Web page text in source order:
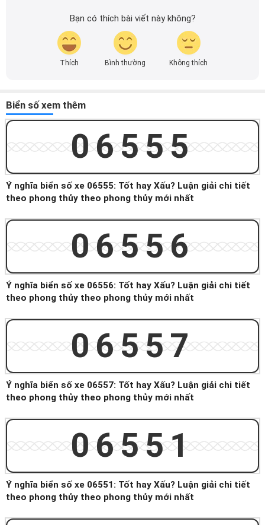
Bạn có thích bài viết này không?
Thích Bình thường Không thích
Biển số xem thêm
06555
Ý nghĩa biển số xe 06555: Tốt hay Xấu? Luận giải chi tiết
theo phong thủy theo phong thủy mới nhất
06556
Ý nghĩa biển số xe 06556: Tốt hay Xấu? Luận giải chi tiết
theo phong thủy theo phong thủy mới nhất
06557
Ý nghĩa biển số xe 06557: Tốt hay Xấu? Luận giải chi tiết
theo phong thủy theo phong thủy mới nhất
06551
Ý nghĩa biển số xe 06551: Tốt hay Xấu? Luận giải chi tiết
theo phong thủy theo phong thủy mới nhất